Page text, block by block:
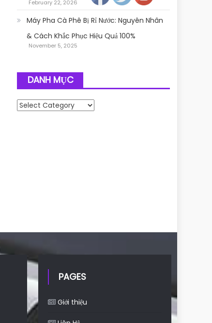
February 22, 2026
Máy Pha Cà Phê Bị Rỉ Nước: Nguyên Nhân
& Cách Khắc Phục Hiệu Quả 100%
November 5, 2025
DANH MỤC
Danh mục
PAGES
Giới thiệu